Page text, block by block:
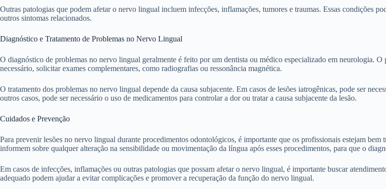
Outras patologias que podem afetar o nervo lingual incluem infecções, inflamações, tumores e traumas. Essas condições
outros sintomas relacionados.
Diagnóstico e Tratamento de Problemas no Nervo Lingual
O diagnóstico de problemas no nervo lingual geralmente é feito por um dentista ou médico especializado em neurologia.
necessário, solicitar exames complementares, como radiografias ou ressonância magnética.
O tratamento dos problemas no nervo lingual depende da causa subjacente. Em casos de lesões iatrogênicas, pode ser
outros casos, pode ser necessário o uso de medicamentos para controlar a dor ou tratar a causa subjacente da lesão.
Cuidados e Prevenção
Para prevenir lesões no nervo lingual durante procedimentos odontológicos, é importante que os profissionais estejam bem
informem sobre qualquer alteração na sensibilidade ou movimentação da língua após esses procedimentos, para que o
Em casos de infecções, inflamações ou outras patologias que possam afetar o nervo lingual, é importante buscar
adequado podem ajudar a evitar complicações e promover a recuperação da função do nervo lingual.